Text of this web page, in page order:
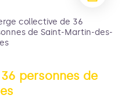
l'image en plein écran
collective de 36
de Saint-Martin-des-
personnes de